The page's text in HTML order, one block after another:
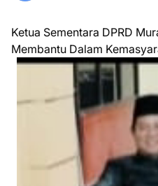
Ketua Sementara DPRD
Membantu Dalam